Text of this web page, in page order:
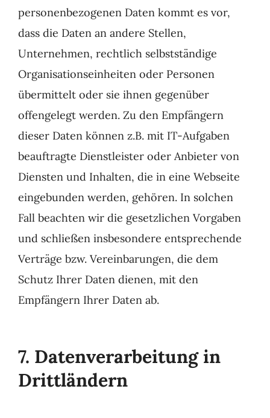
personenbezogenen Daten kommt es vor,
dass die Daten an andere Stellen,
Unternehmen, rechtlich selbstständige
Organisationseinheiten oder Personen
übermittelt oder sie ihnen gegenüber
offengelegt werden. Zu den Empfängern
dieser Daten können z.B. mit IT-Aufgaben
beauftragte Dienstleister oder Anbieter von
Diensten und Inhalten, die in eine Webseite
eingebunden werden, gehören. In solchen
Fall beachten wir die gesetzlichen Vorgaben
und schließen insbesondere entsprechende
Verträge bzw. Vereinbarungen, die dem
Schutz Ihrer Daten dienen, mit den
Empfängern Ihrer Daten ab.
7. Datenverarbeitung in
Drittländern